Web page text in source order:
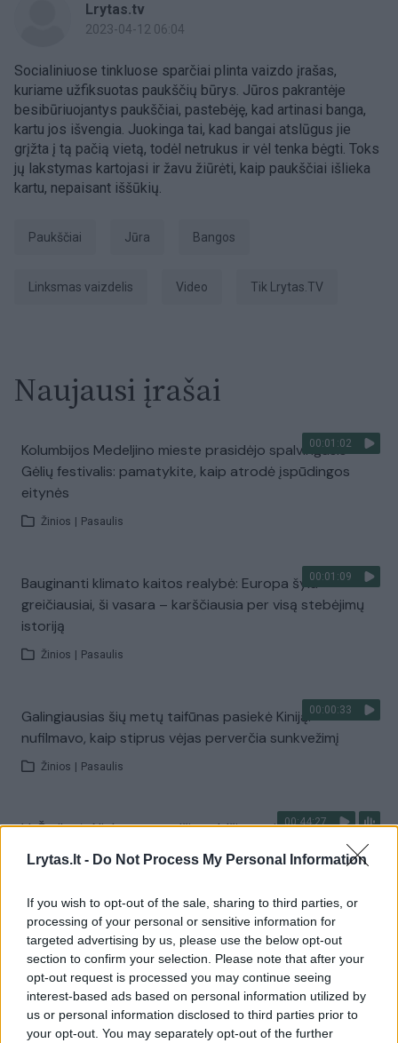
Lrytas.lt - Do Not Process My Personal Information
If you wish to opt-out of the sale, sharing to third parties, or
processing of your personal or sensitive information for
targeted advertising by us, please use the below opt-out
section to confirm your selection. Please note that after your
opt-out request is processed you may continue seeing
interest-based ads based on personal information utilized by
us or personal information disclosed to third parties prior to
your opt-out. You may separately opt-out of the further
Lrytas.tv
2023-04-12 06:04
Socialiniuose tinkluose sparčiai plinta vaizdo įrašas,
kuriame užfiksuotas paukščių būrys. Jūros pakrantėje
besibūriuojantys paukščiai, pastebėję, kad artinasi banga,
kartu jos išvengia. Juokinga tai, kad bangai atslūgus jie
grįžta į tą pačią vietą, todėl netrukus ir vėl tenka bėgti. Toks
jų lakstymas kartojasi ir žavu žiūrėti, kaip paukščiai išlieka
kartu, nepaisant iššūkių.
paukščiai Jūra bangos
linksmas vaizdelis Video tik Lrytas.TV
Naujausi įrašai
00:01:02
Kolumbijos Medeljino mieste prasidėjo spalvingasis
Gėlių festivalis: pamatykite, kaip atrodė įspūdingos
eitynės
Žinios Pasaulis
00:01:09
Bauginanti klimato kaitos realybė: Europa šyla
greičiausiai, ši vasara – karščiausia per visą stebėjimų
istoriją
Žinios Pasaulis
00:00:33
Galingiausias šių metų taifūnas pasiekė Kiniją:
nufilmavo, kaip stiprus vėjas perverčia sunkvežimį
Žinios Pasaulis
00:44:27
V. Čmilytė-Nielsen spaudžia valdžią: ragina skubiai
peržiūrėti gynybos susitarimą
Visi įrašai
Žiūrimiausi įrašai